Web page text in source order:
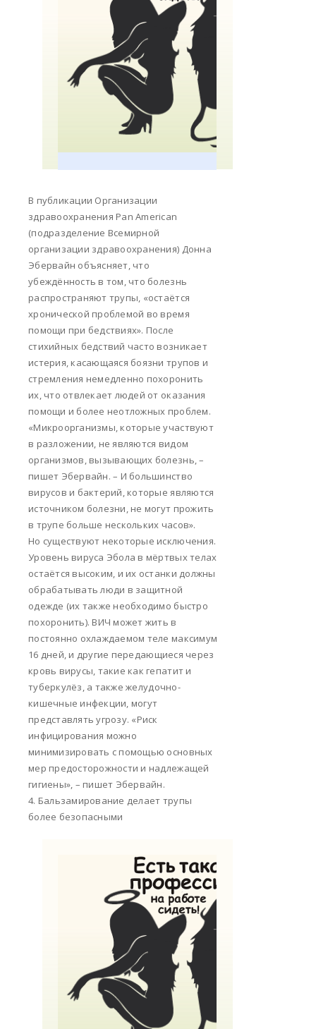
В публикации Организации
здравоохранения Pan American
(подразделение Всемирной
организации здравоохранения) Донна
Эбервайн объясняет, что
убеждённость в том, что болезнь
распространяют трупы, «остаётся
хронической проблемой во время
помощи при бедствиях». После
стихийных бедствий часто возникает
истерия, касающаяся боязни трупов и
стремления немедленно похоронить
их, что отвлекает людей от оказания
помощи и более неотложных проблем.
«Микроорганизмы, которые участвуют
в разложении, не являются видом
организмов, вызывающих болезнь, –
пишет Эбервайн. – И большинство
вирусов и бактерий, которые являются
источником болезни, не могут прожить
в трупе больше нескольких часов».
Но существуют некоторые исключения.
Уровень вируса Эбола в мёртвых телах
остаётся высоким, и их останки должны
обрабатывать люди в защитной
одежде (их также необходимо быстро
похоронить). ВИЧ может жить в
постоянно охлаждаемом теле максимум
16 дней, и другие передающиеся через
кровь вирусы, такие как гепатит и
туберкулёз, а также желудочно-
кишечные инфекции, могут
представлять угрозу. «Риск
инфицирования можно
минимизировать с помощью основных
мер предосторожности и надлежащей
гигиены», – пишет Эбервайн.
4. Бальзамирование делает трупы
более безопасными